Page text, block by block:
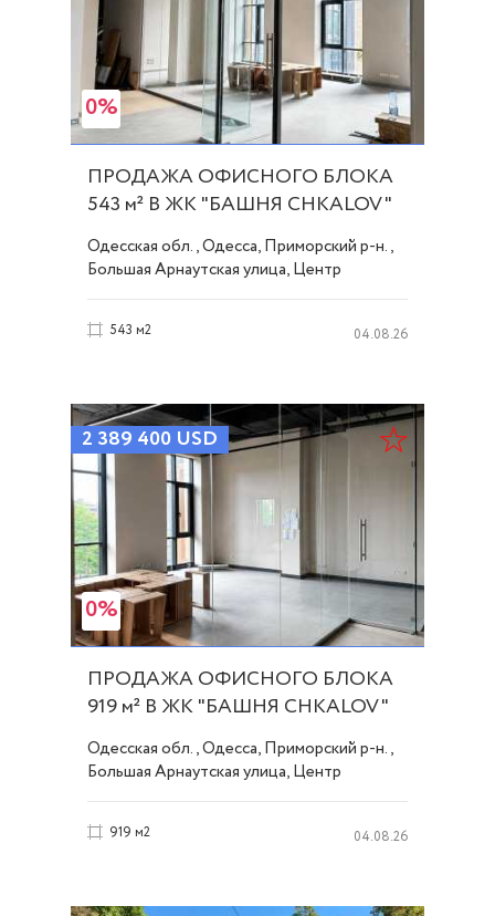
0%
ПРОДАЖА ОФИСНОГО БЛОКА
543 м² В ЖК "БАШНЯ CHKALOV"
ID 54311
Одесская обл., Одесса, Приморский р-н.,
Большая Арнаутская улица, Центр
543 м2 04.08.26
2 389 400 USD
0%
ПРОДАЖА ОФИСНОГО БЛОКА
919 м² В ЖК "БАШНЯ CHKALOV"
ID 54312
Одесская обл., Одесса, Приморский р-н.,
Большая Арнаутская улица, Центр
919 м2 04.08.26